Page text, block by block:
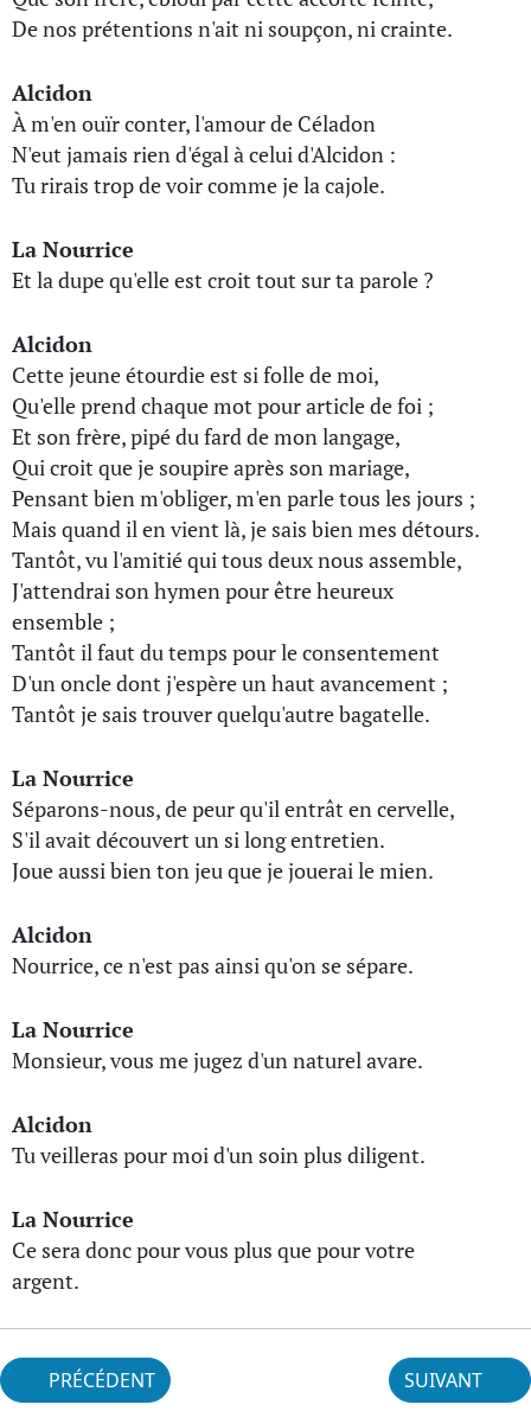
De nos prétentions n'ait ni soupçon, ni crainte.
Alcidon
À m'en ouïr conter, l'amour de Céladon
N'eut jamais rien d'égal à celui d'Alcidon :
Tu rirais trop de voir comme je la cajole.
La Nourrice
Et la dupe qu'elle est croit tout sur ta parole ?
Alcidon
Cette jeune étourdie est si folle de moi,
Qu'elle prend chaque mot pour article de foi ;
Et son frère, pipé du fard de mon langage,
Qui croit que je soupire après son mariage,
Pensant bien m'obliger, m'en parle tous les jours ;
Mais quand il en vient là, je sais bien mes détours.
Tantôt, vu l'amitié qui tous deux nous assemble,
J'attendrai son hymen pour être heureux
ensemble ;
Tantôt il faut du temps pour le consentement
D'un oncle dont j'espère un haut avancement ;
Tantôt je sais trouver quelqu'autre bagatelle.
La Nourrice
Séparons-nous, de peur qu'il entrât en cervelle,
S'il avait découvert un si long entretien.
Joue aussi bien ton jeu que je jouerai le mien.
Alcidon
Nourrice, ce n'est pas ainsi qu'on se sépare.
La Nourrice
Monsieur, vous me jugez d'un naturel avare.
Alcidon
Tu veilleras pour moi d'un soin plus diligent.
La Nourrice
Ce sera donc pour vous plus que pour votre
argent.
PRÉCÉDENT SUIVANT